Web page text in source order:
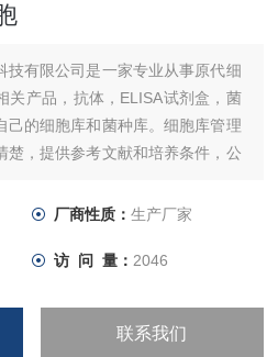
技有限公司是一家专业从事原代细
关产品，抗体，ELISA试剂盒，菌
己的细胞库和菌种库。细胞库管理
楚，提供参考文献和培养条件，公
胞种类齐全，质量保证！
厂商性质： 生产厂家
访 问 量： 2046
联系我们